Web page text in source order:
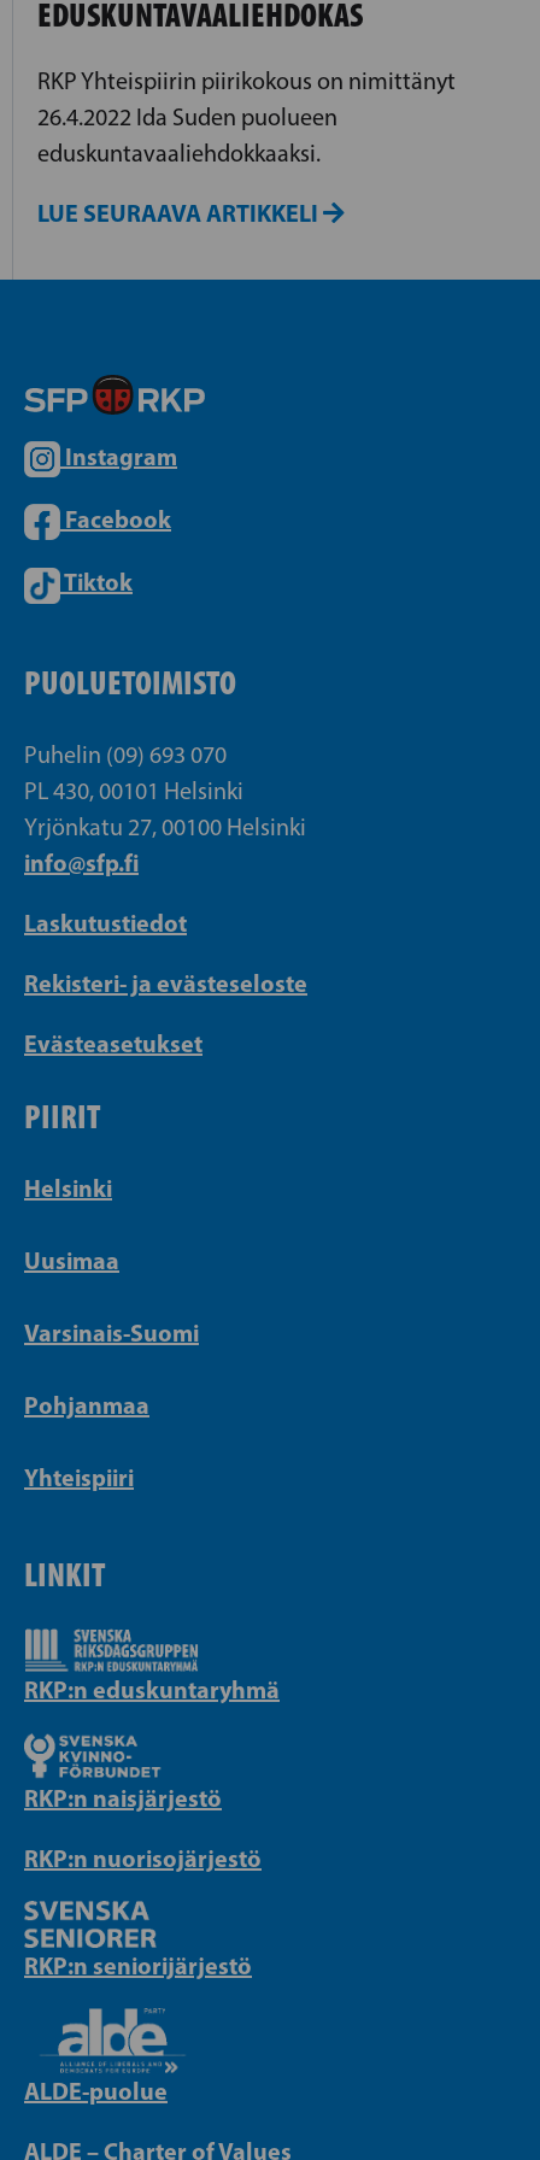
EDUSKUNTAVAALIEHDOKAS
RKP Yhteispiirin piirikokous on nimittänyt
26.4.2022 Ida Suden puolueen
eduskuntavaaliehdokkaaksi.
LUE SEURAAVA ARTIKKELI
Instagram
Facebook
Tiktok
PUOLUETOIMISTO
Puhelin (09) 693 070
PL 430, 00101 Helsinki
Yrjönkatu 27, 00100 Helsinki
info@sfp.fi
Laskutustiedot
Rekisteri- ja evästeseloste
Evästeasetukset
PIIRIT
Helsinki
Uusimaa
Varsinais-Suomi
Pohjanmaa
Yhteispiiri
LINKIT
RKP:n eduskuntaryhmä
RKP:n naisjärjestö
RKP:n nuorisojärjestö
RKP:n seniorijärjestö
ALDE-puolue
ALDE – Charter of Values